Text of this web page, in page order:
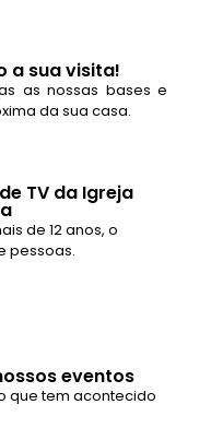
a sua visita!
as nossas bases e
da sua casa.
TV da Igreja
de 12 anos, o
pessoas.
eventos
que tem acontecido